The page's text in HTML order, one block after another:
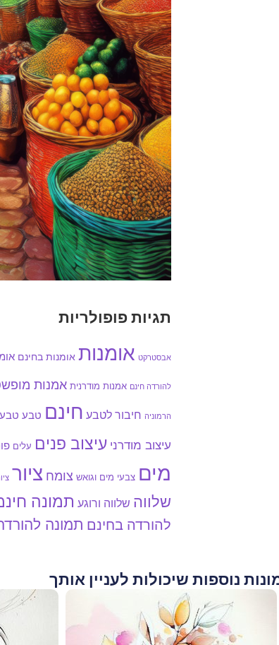
תגיות פופולריות
אבסטרקט אומנות אומנות בחינם
להורדה חינם אמנות מודרנית אמנות
הרמוניה חיבור לטבע חינם טבע
עיצוב מודרני עיצוב פנים עלים
מים צבעי מים וגואש צומח ציור
שלווה שלווה ורוגע תמונה
להורדה בחינם תמונה
נוספות שיכולות לעניין אותך